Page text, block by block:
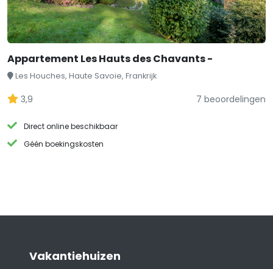
Appartement Les Hauts des Chavants -
Les Houches, Haute Savoie, Frankrijk
3,9 7 beoordelingen
Direct online beschikbaar
Géén boekingskosten
Vakantiehuizen